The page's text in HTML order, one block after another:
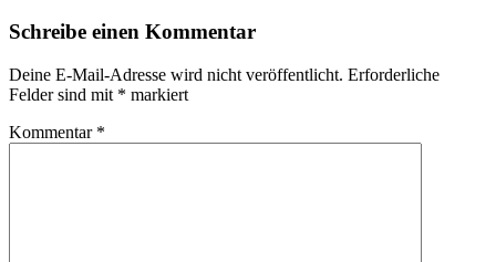
Schreibe einen Kommentar
Deine E-Mail-Adresse wird nicht veröffentlicht. Erforderliche
Felder sind mit * markiert
Kommentar *